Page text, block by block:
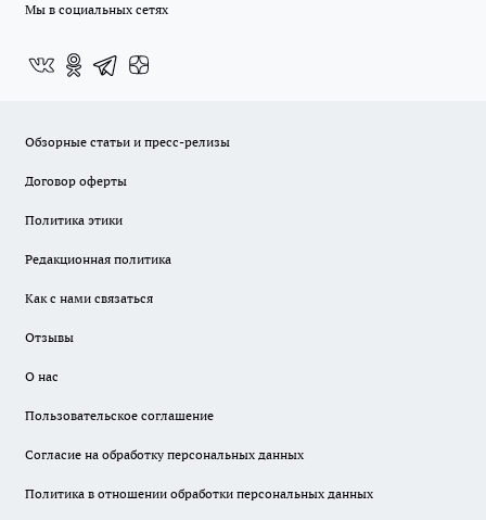
Мы в социальных сетях
Обзорные статьи и пресс-релизы
Договор оферты
Политика этики
Редакционная политика
Как с нами связаться
Отзывы
О нас
Пользовательское соглашение
Согласие на обработку персональных данных
Политика в отношении обработки персональных данных